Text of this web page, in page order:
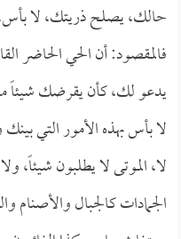
حالك، يصلح ذريتك، لا
فالمقصود: أن الحي الحاضر
يدعو لك، كأن يقرضك شيئاً
لا بأس بهذه الأمور التي بينك
لا، الموتى لا يطلبون شيئاً،
الجمادات كالجبال